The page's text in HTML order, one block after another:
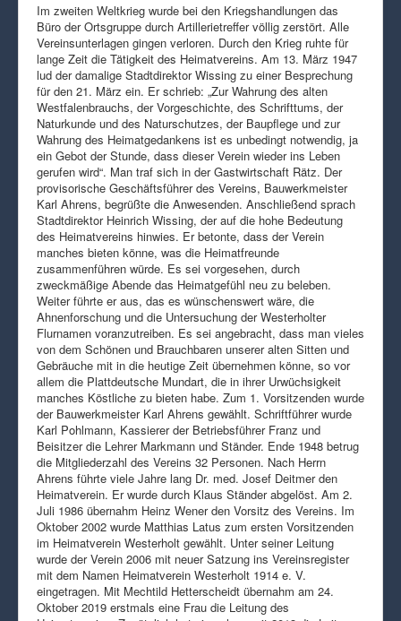
Im zweiten Weltkrieg wurde bei den Kriegshandlungen das
Büro der Ortsgruppe durch Artillerietreffer völlig zerstört. Alle
Vereinsunterlagen gingen verloren. Durch den Krieg ruhte für
lange Zeit die Tätigkeit des Heimatvereins. Am 13. März 1947
lud der damalige Stadtdirektor Wissing zu einer Besprechung
für den 21. März ein. Er schrieb: „Zur Wahrung des alten
Westfalenbrauchs, der Vorgeschichte, des Schrifttums, der
Naturkunde und des Naturschutzes, der Baupflege und zur
Wahrung des Heimatgedankens ist es unbedingt notwendig, ja
ein Gebot der Stunde, dass dieser Verein wieder ins Leben
gerufen wird“. Man traf sich in der Gastwirtschaft Rätz. Der
provisorische Geschäftsführer des Vereins, Bauwerkmeister
Karl Ahrens, begrüßte die Anwesenden. Anschließend sprach
Stadtdirektor Heinrich Wissing, der auf die hohe Bedeutung
des Heimatvereins hinwies. Er betonte, dass der Verein
manches bieten könne, was die Heimatfreunde
zusammenführen würde. Es sei vorgesehen, durch
zweckmäßige Abende das Heimatgefühl neu zu beleben.
Weiter führte er aus, das es wünschenswert wäre, die
Ahnenforschung und die Untersuchung der Westerholter
Flurnamen voranzutreiben. Es sei angebracht, dass man vieles
von dem Schönen und Brauchbaren unserer alten Sitten und
Gebräuche mit in die heutige Zeit übernehmen könne, so vor
allem die Plattdeutsche Mundart, die in ihrer Urwüchsigkeit
manches Köstliche zu bieten habe. Zum 1. Vorsitzenden wurde
der Bauwerkmeister Karl Ahrens gewählt. Schriftführer wurde
Karl Pohlmann, Kassierer der Betriebsführer Franz und
Beisitzer die Lehrer Markmann und Ständer. Ende 1948 betrug
die Mitgliederzahl des Vereins 32 Personen. Nach Herrn
Ahrens führte viele Jahre lang Dr. med. Josef Deitmer den
Heimatverein. Er wurde durch Klaus Ständer abgelöst. Am 2.
Juli 1986 übernahm Heinz Wener den Vorsitz des Vereins. Im
Oktober 2002 wurde Matthias Latus zum ersten Vorsitzenden
im Heimatverein Westerholt gewählt. Unter seiner Leitung
wurde der Verein 2006 mit neuer Satzung ins Vereinsregister
mit dem Namen Heimatverein Westerholt 1914 e. V.
eingetragen. Mit Mechtild Hetterscheidt übernahm am 24.
Oktober 2019 erstmals eine Frau die Leitung des